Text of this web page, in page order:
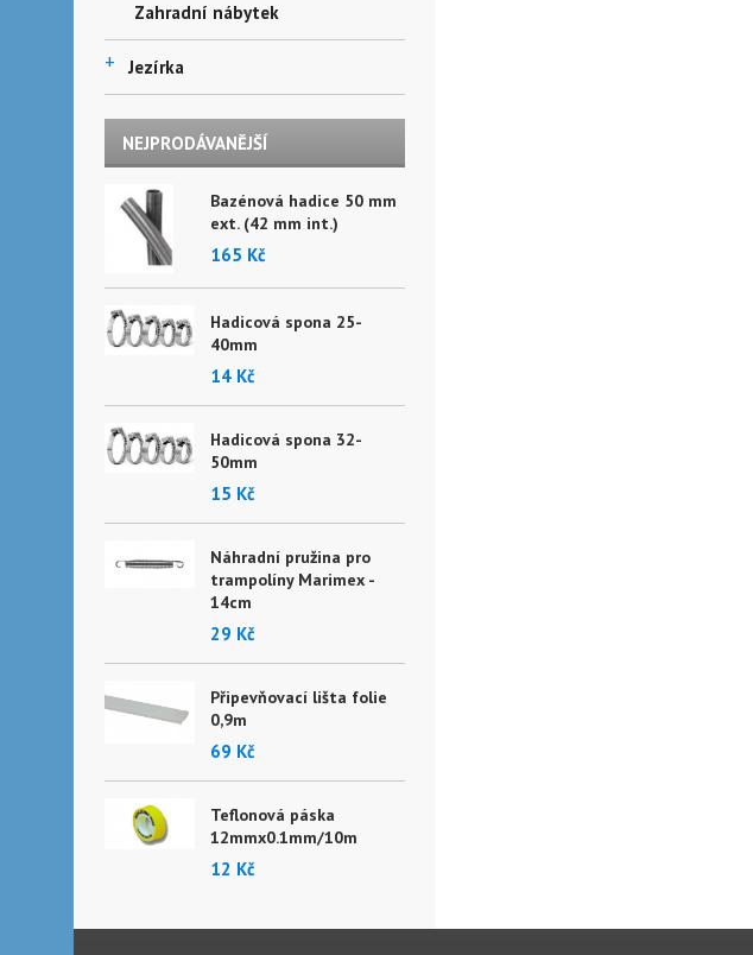
Zahradní nábytek
+ Jezírka
NEJPRODÁVANĚJŠÍ
Bazénová hadice 50 mm
ext. (42 mm int.)
165 Kč
Hadicová spona 25-
40mm
14 Kč
Hadicová spona 32-
50mm
15 Kč
Náhradní pružina pro
trampolíny Marimex -
14cm
29 Kč
Připevňovací lišta folie
0,9m
69 Kč
Teflonová páska
12mmx0.1mm/10m
12 Kč